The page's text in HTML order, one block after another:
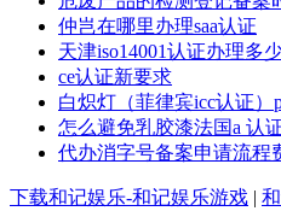
仲岂在哪里办理saa认证
天津iso14001认证办理多
ce认证新要求
白炽灯（菲律宾icc认证）
怎么避免乳胶漆法国a 认
代办消字号备案申请流程
下载和记娱乐-和记娱乐游戏 |